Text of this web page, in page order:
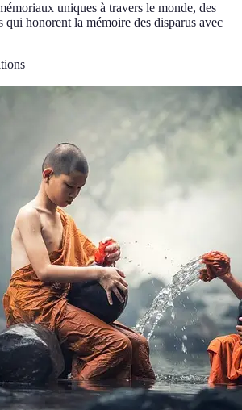
uniques à travers le monde, des
honorent la mémoire des disparus avec